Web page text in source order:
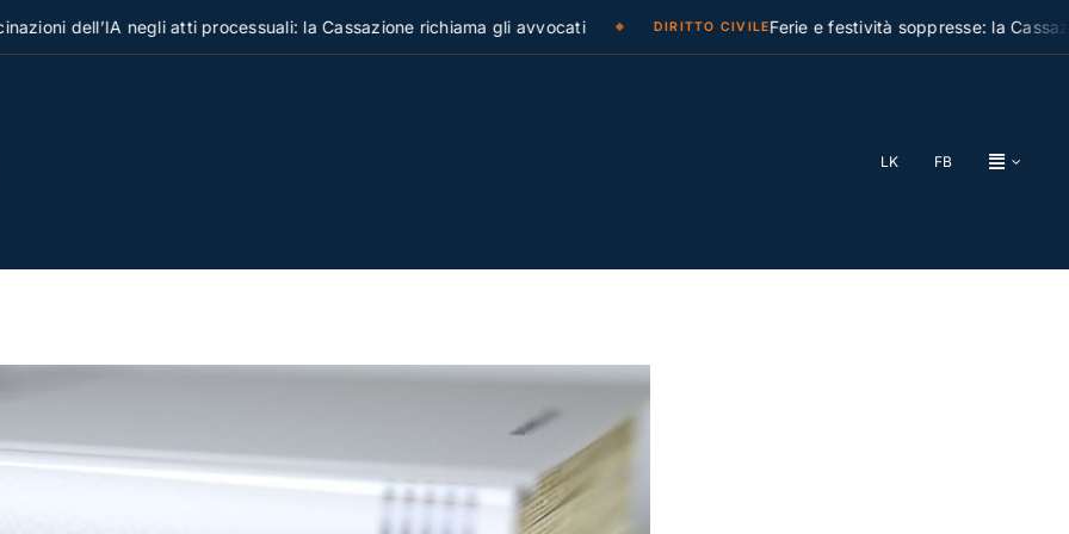
dell’IA negli atti processuali: la Cassazione richiama gli avvocati DIRITTO CIVILEFerie e festività soppresse: la
LK FB